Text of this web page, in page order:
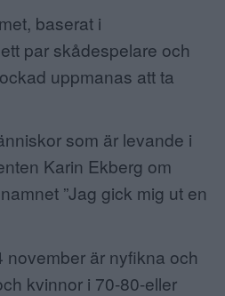
baserat i
par skådespelare och
uppmanas att ta
som är levande i
Karin Ekberg om
”Jag gick mig ut en
november är nyfikna och
kvinnor i 70-80-eller